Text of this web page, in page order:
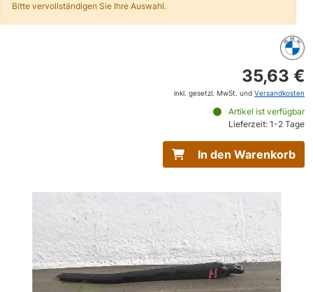
Bitte vervollständigen Sie Ihre Auswahl.
35,63 €
inkl. gesetzl. MwSt. und Versandkosten
Artikel ist verfügbar
Lieferzeit: 1-2 Tage
In den Warenkorb